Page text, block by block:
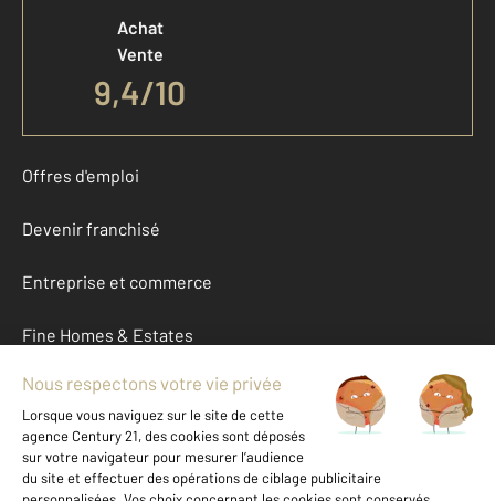
Achat
Vente
9,4/10
Offres d'emploi
Devenir franchisé
Entreprise et commerce
Fine Homes & Estates
À propos
International
Nous contacter